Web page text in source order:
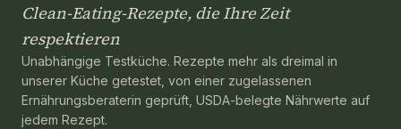
Clean-Eating-Rezepte, die Ihre Zeit
respektieren
Unabhängige Testküche. Rezepte mehr als dreimal in
unserer Küche getestet, von einer zugelassenen
Ernährungsberaterin geprüft, USDA-belegte Nährwerte auf
jedem Rezept.